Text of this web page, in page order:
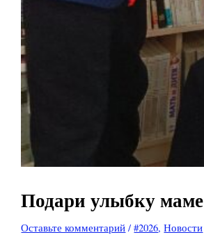
Подари улыбку маме
Оставьте комментарий /#2026,Новости